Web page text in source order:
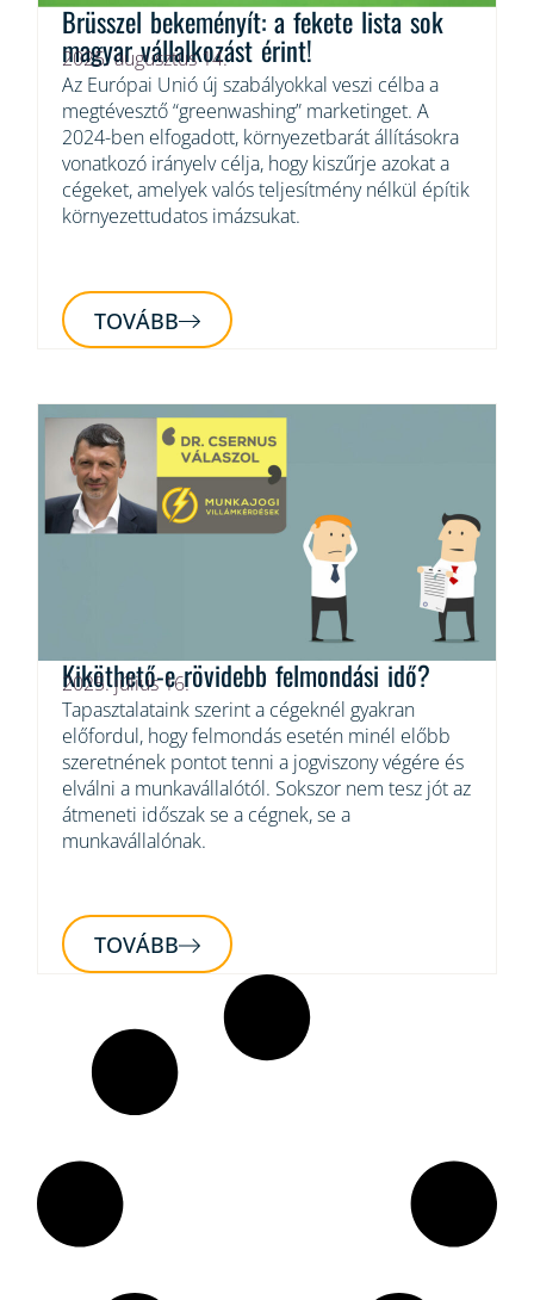
Brüsszel bekeményít: a fekete lista sok
magyar vállalkozást érint!
2025. augusztus 14.
Az Európai Unió új szabályokkal veszi célba a
megtévesztő “greenwashing” marketinget. A
2024-ben elfogadott, környezetbarát állításokra
vonatkozó irányelv célja, hogy kiszűrje azokat a
cégeket, amelyek valós teljesítmény nélkül építik
környezettudatos imázsukat.
TOVÁBB
Kiköthető-e rövidebb felmondási idő?
2025. július 16.
Tapasztalataink szerint a cégeknél gyakran
előfordul, hogy felmondás esetén minél előbb
szeretnének pontot tenni a jogviszony végére és
elválni a munkavállalótól. Sokszor nem tesz jót az
átmeneti időszak se a cégnek, se a
munkavállalónak.
TOVÁBB